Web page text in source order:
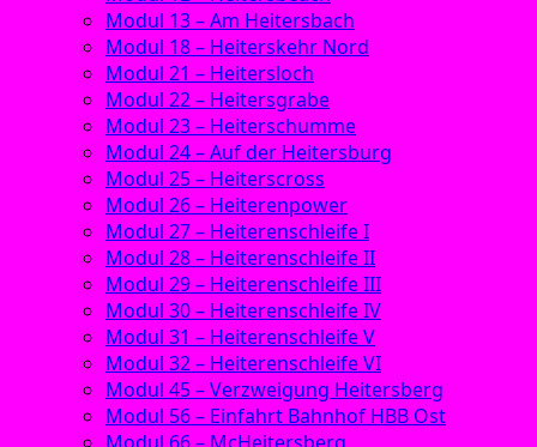
Modul 13 – Am Heitersbach
Modul 18 – Heiterskehr Nord
Modul 21 – Heitersloch
Modul 22 – Heitersgrabe
Modul 23 – Heiterschumme
Modul 24 – Auf der Heitersburg
Modul 25 – Heiterscross
Modul 26 – Heiterenpower
Modul 27 – Heiterenschleife I
Modul 28 – Heiterenschleife II
Modul 29 – Heiterenschleife III
Modul 30 – Heiterenschleife IV
Modul 31 – Heiterenschleife V
Modul 32 – Heiterenschleife VI
Modul 45 – Verzweigung Heitersberg
Modul 56 – Einfahrt Bahnhof HBB Ost